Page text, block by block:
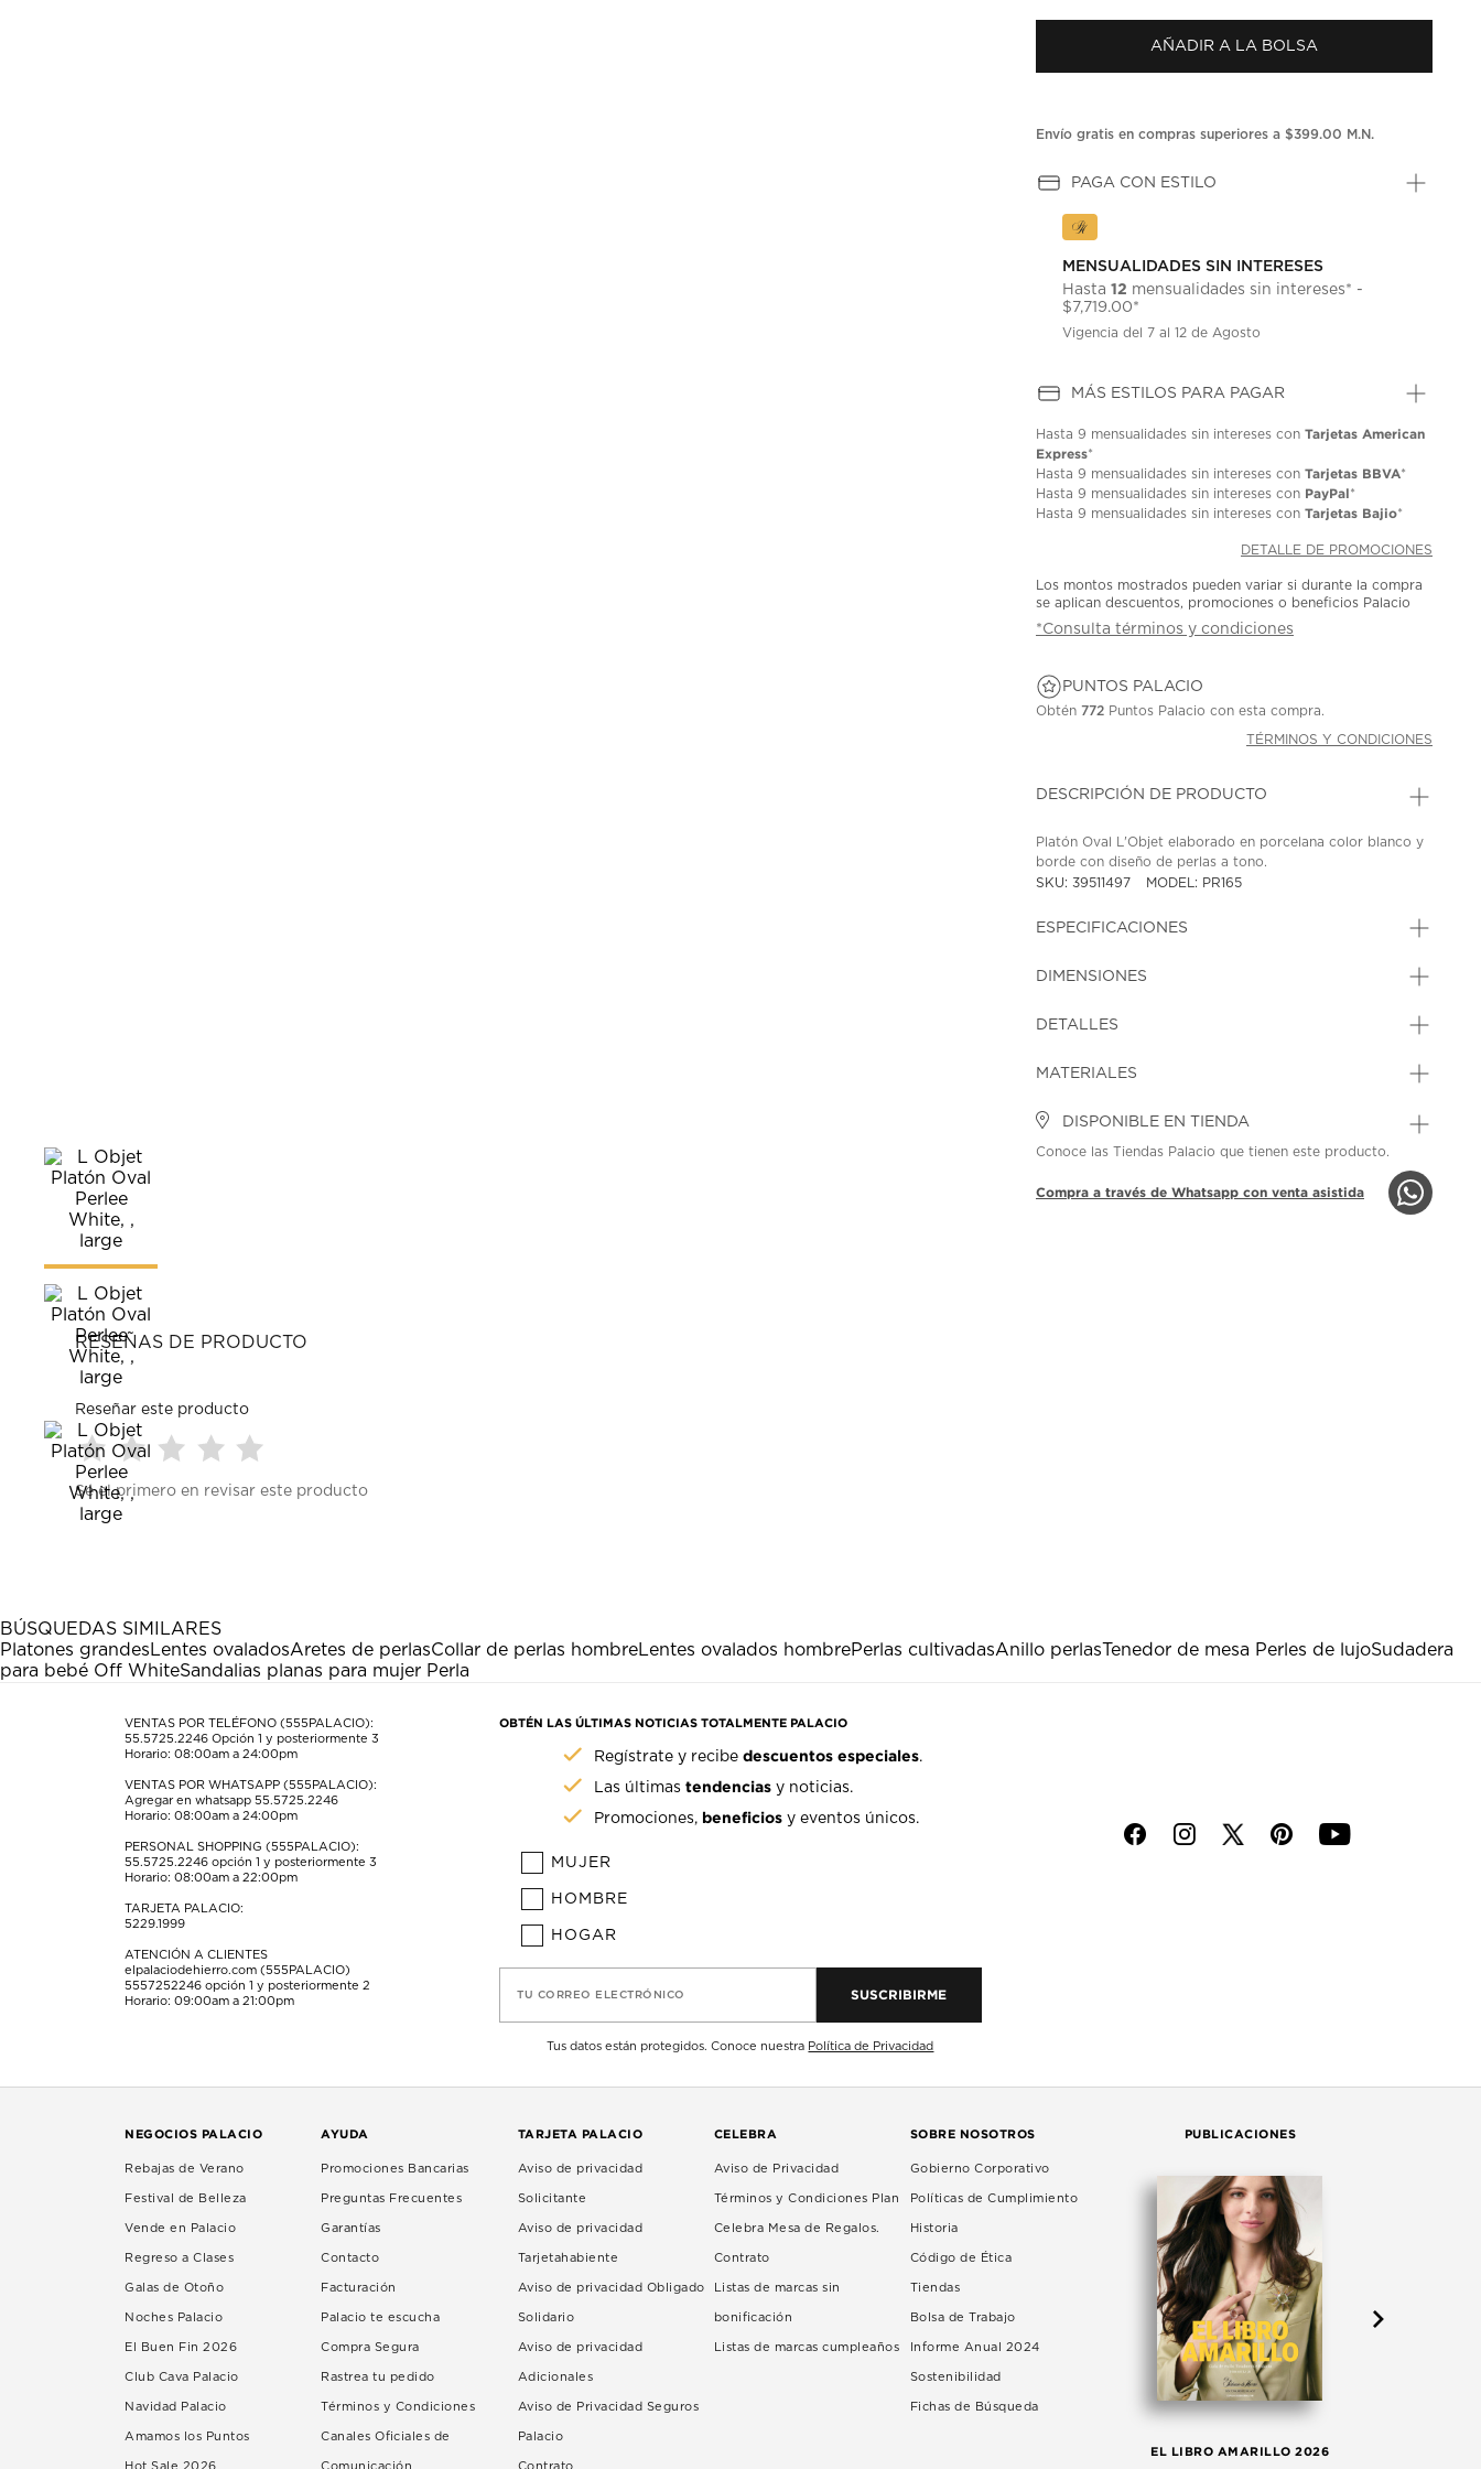
puntuación.
en
la
AÑADIR A LA BOLSA
Envío gratis en compras superiores a $399.00 M.N.
PAGA CON ESTILO
MENSUALIDADES SIN INTERESES
Hasta12 mensualidades sin intereses* -
$7,719.00*
Vigencia del 7 al 12 de Agosto
MÁS ESTILOS PARA PAGAR
Hasta9 mensualidades sin intereses conTarjetas American
Express*
Hasta9 mensualidades sin intereses conTarjetas BBVA*
Hasta9 mensualidades sin intereses con PayPal*
Hasta9 mensualidades sin intereses conTarjetas Bajio*
DETALLE DE PROMOCIONES
Los montos mostrados pueden variar si durante la compra
se aplican descuentos, promociones o beneficios Palacio
*Consulta términos y condiciones
PUNTOS PALACIO
Obtén772 Puntos Palacio con esta compra.
TÉRMINOS Y CONDICIONES
DESCRIPCIÓN DE PRODUCTO
Platón Oval L'Objet elaborado en porcelana color blanco y
borde con diseño de perlas a tono.
SKU: 39511497
MODEL: PR165
ESPECIFICACIONES
DIMENSIONES
DETALLES
MATERIALES
DISPONIBLE EN TIENDA
Conoce las Tiendas Palacio que tienen este producto.
Compra a través de Whatsapp con venta asistida
RESEÑAS DE PRODUCTO
Reseñar este producto
Seleccionar
para
calificar
estrella
Esta
acción
abrirá
formulario
Seleccionar
para
calificar
estrellas.
Esta
acción
abrirá
formulario
de
para
estrellas.
Esta
acción
abrirá
formulario
de
para
estrellas.
Esta
acción
abrirá
formulario
de
para
Esta
acción
abrirá
formulario
de
envío.
Sé el primero en revisar este producto
BÚSQUEDAS SIMILARES
Platones grandesLentes ovaladosAretes de perlasCollar de perlas hombreLentes ovalados hombrePerlas cultivadasAnillo perlasTenedor de mesa Perles de lujoSudadera
para bebé Off WhiteSandalias planas para mujer Perla
VENTAS POR TELÉFONO (555PALACIO):
55.5725.2246 Opción 1 y posteriormente 3
Horario: 08:00am a 24:00pm
VENTAS POR WHATSAPP (555PALACIO):
Agregar en whatsapp 55.5725.2246
Horario: 08:00am a 24:00pm
PERSONAL SHOPPING (555PALACIO):
55.5725.2246 opción 1 y posteriormente 3
Horario: 08:00am a 22:00pm
TARJETA PALACIO:
5229.1999
ATENCIÓN A CLIENTES
elpalaciodehierro.com (555PALACIO)
5557252246 opción 1 y posteriormente 2
Horario: 09:00am a 21:00pm
OBTÉN LAS ÚLTIMAS NOTICIAS TOTALMENTE PALACIO
Regístrate y recibedescuentos especiales.
Las últimastendencias y noticias.
Promociones, beneficios y eventos únicos.
MUJER
HOMBRE
HOGAR
TU CORREO ELECTRÓNICO SUSCRIBIRME
Tus datos están protegidos. Conoce nuestra Política de Privacidad
f i p y
NEGOCIOS PALACIO
Rebajas de Verano
Festival de Belleza
Vende en Palacio
Regreso a Clases
Galas de Otoño
Noches Palacio
El Buen Fin 2026
Club Cava Palacio
Navidad Palacio
Amamos los Puntos
Hot Sale 2026
AYUDA
Promociones Bancarias
Preguntas Frecuentes
Garantías
Contacto
Facturación
Palacio te escucha
Compra Segura
Rastrea tu pedido
Términos y Condiciones
Canales Oficiales de
Comunicación
TARJETA PALACIO
Aviso de privacidad
Solicitante
Aviso de privacidad
Tarjetahabiente
Aviso de privacidad Obligado
Solidario
Aviso de privacidad
Adicionales
Aviso de Privacidad Seguros
Palacio
Contrato
CELEBRA
Aviso de Privacidad
Términos y Condiciones Plan
Celebra Mesa de Regalos.
Contrato
Listas de marcas sin
bonificación
Listas de marcas cumpleaños
SOBRE NOSOTROS
Gobierno Corporativo
Políticas de Cumplimiento
Historia
Código de Ética
Tiendas
Bolsa de Trabajo
Informe Anual 2024
Sostenibilidad
Fichas de Búsqueda
PUBLICACIONES
EL LIBRO AMARILLO 2026